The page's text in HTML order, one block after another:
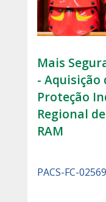
Mais
- Aquisição
Proteção
Regional
RAM
PACS-FC-